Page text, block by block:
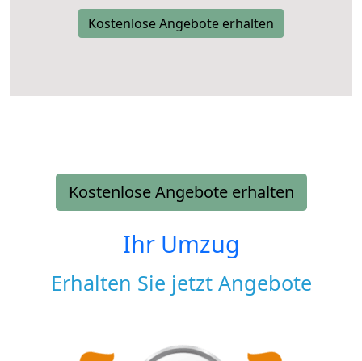
Kostenlose Angebote erhalten
Kostenlose Angebote erhalten
Ihr Umzug
Erhalten Sie jetzt Angebote